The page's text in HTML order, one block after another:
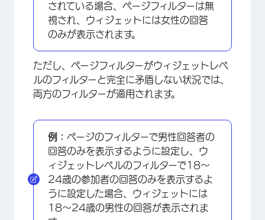
されている場合、ページフィルターは無
視され、ウィジェットには女性の回答
のみが表示されます。
ただし、ページフィルターがウィジェットレベ
ルのフィルターと完全に矛盾しない状況では、
両方のフィルターが適用されます。
例： ページのフィルターで男性回答者の
回答のみを表示するように設定し、ウ
ィジェットレベルのフィルターで18～
24歳の参加者の回答のみを表示するよ
うに設定した場合、ウィジェットには
18～24歳の男性の回答が表示されま